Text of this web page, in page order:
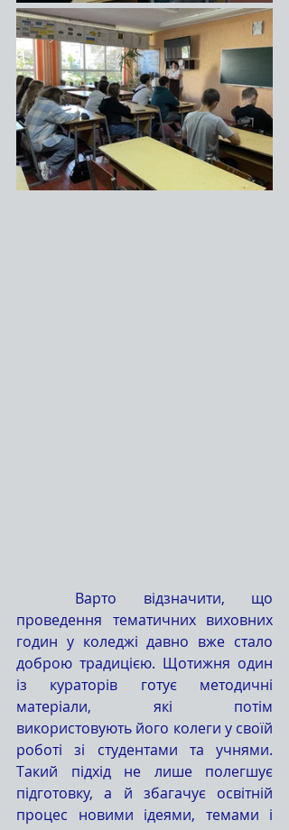
проведення тематичних виховних
годин у коледжі давно вже стало
доброю традицією. Щотижня один
із кураторів готує методичні
матеріали, які потім
використовують його колеги у своїй
роботі зі студентами та учнями.
Такий підхід не лише полегшує
підготовку, а й збагачує освітній
процес новими ідеями, темами і